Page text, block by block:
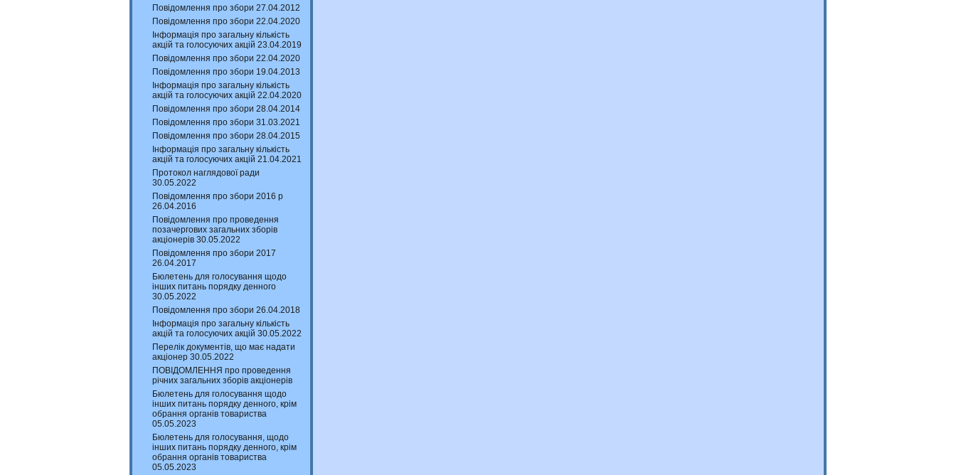
Повідомлення про збори 27.04.2012
Повідомлення про збори 22.04.2020
Інформація про загальну кількість
акцій та голосуючих акцій 23.04.2019
Повідомлення про збори 22.04.2020
Повідомлення про збори 19.04.2013
Інформація про загальну кількість
акцій та голосуючих акцій 22.04.2020
Повідомлення про збори 28.04.2014
Повідомлення про збори 31.03.2021
Повідомлення про збори 28.04.2015
Інформація про загальну кількість
акцій та голосуючих акцій 21.04.2021
Протокол наглядової ради
30.05.2022
Повідомлення про збори 2016 р
26.04.2016
Повідомлення про проведення
позачергових загальних зборів
акціонерів 30.05.2022
Повідомлення про збори 2017
26.04.2017
Бюлетень для голосування щодо
інших питань порядку денного
30.05.2022
Повідомлення про збори 26.04.2018
Інформація про загальну кількість
акцій та голосуючих акцій 30.05.2022
Перелік документів, що має надати
акціонер 30.05.2022
ПОВІДОМЛЕННЯ про проведення
річних загальних зборів акціонерів
Бюлетень для голосування щодо
інших питань порядку денного, крім
обрання органів товариства
05.05.2023
Бюлетень для голосування, щодо
інших питань порядку денного, крім
обрання органів товариства
05.05.2023